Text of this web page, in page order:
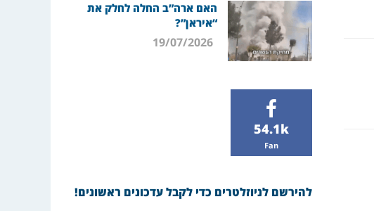
האם ארה”ב החלה לחלק את
“איראן”?
19/07/2026
54.1k
Fan
להירשם לניוזלטרים כדי לקבל עדכונים ראשונים!